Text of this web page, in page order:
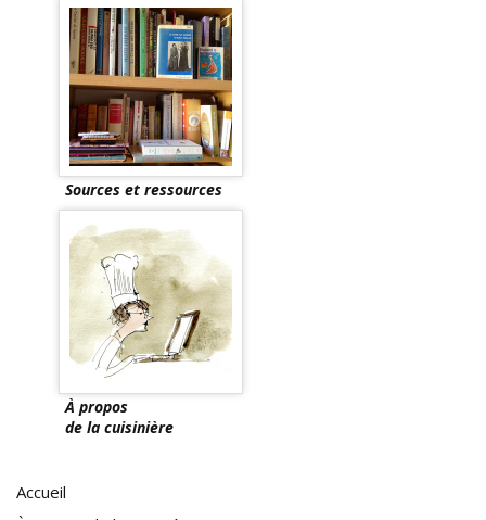
Sources et ressources
À propos
de la cuisinière
Accueil